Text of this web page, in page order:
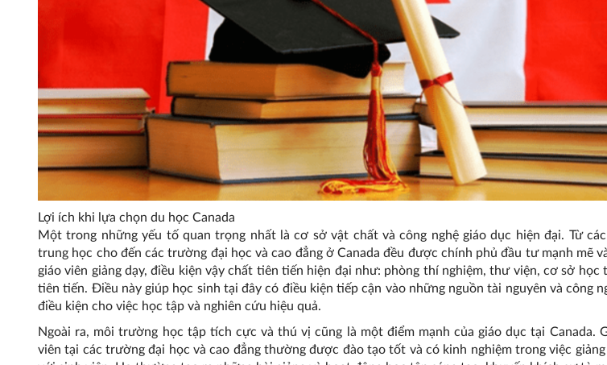
Lợi ích khi lựa chọn du học Canada
Một trong những yếu tố quan trọng nhất là cơ sở vật chất và công nghệ giáo dục hiện đại. Từ
trung học cho đến các trường đại học và cao đẳng ở Canada đều được chính phủ đầu tư mạnh mẽ
giáo viên giảng dạy, điều kiện vậy chất tiên tiến hiện đại như: phòng thí nghiệm, thư viện, cơ sở học
tiên tiến. Điều này giúp học sinh tại đây có điều kiện tiếp cận vào những nguồn tài nguyên và công
điều kiện cho việc học tập và nghiên cứu hiệu quả.
Ngoài ra, môi trường học tập tích cực và thú vị cũng là một điểm mạnh của giáo dục tại Canada.
viên tại các trường đại học và cao đẳng thường được đào tạo tốt và có kinh nghiệm trong việc